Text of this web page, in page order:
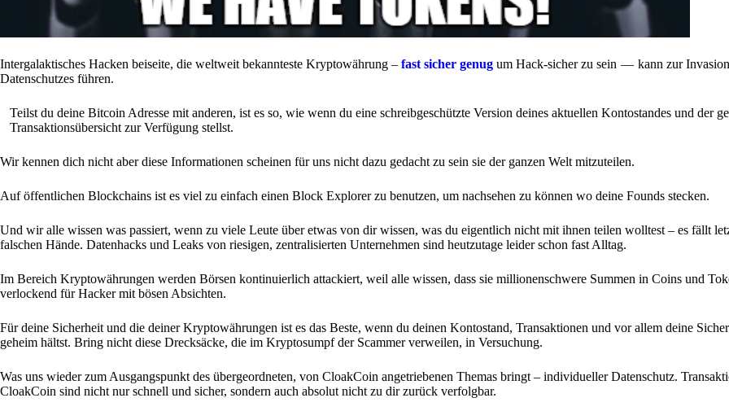
Intergalaktisches Hacken beiseite, die weltweit bekannteste Kryptowährung – fast sicher genug um Hack-sicher zu sein — kann zur
Datenschutzes führen.
Teilst du deine Bitcoin Adresse mit anderen, ist es so, wie wenn du eine schreibgeschützte Version deines aktuellen Kontostandes und der
Transaktionsübersicht zur Verfügung stellst.
Wir kennen dich nicht aber diese Informationen scheinen für uns nicht dazu gedacht zu sein sie der ganzen Welt mitzuteilen.
Auf öffentlichen Blockchains ist es viel zu einfach einen Block Explorer zu benutzen, um nachsehen zu können wo deine Founds stecken.
Und wir alle wissen was passiert, wenn zu viele Leute über etwas von dir wissen, was du eigentlich nicht mit ihnen teilen wolltest – es fällt
falschen Hände. Datenhacks und Leaks von riesigen, zentralisierten Unternehmen sind heutzutage leider schon fast Alltag.
Im Bereich Kryptowährungen werden Börsen kontinuierlich attackiert, weil alle wissen, dass sie millionenschwere Summen in Coins und
verlockend für Hacker mit bösen Absichten.
Für deine Sicherheit und die deiner Kryptowährungen ist es das Beste, wenn du deinen Kontostand, Transaktionen und vor allem deine
geheim hältst. Bring nicht diese Drecksäcke, die im Kryptosumpf der Scammer verweilen, in Versuchung.
Was uns wieder zum Ausgangspunkt des übergeordneten, von CloakCoin angetriebenen Themas bringt – individueller Datenschutz.
CloakCoin sind nicht nur schnell und sicher, sondern auch absolut nicht zu dir zurück verfolgbar.